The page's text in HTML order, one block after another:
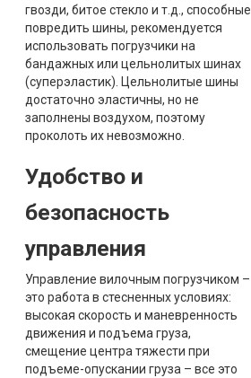
гвозди, битое стекло и т.д., способные
повредить шины, рекомендуется
использовать погрузчики на
бандажных или цельнолитых шинах
(суперэластик). Цельнолитые шины
достаточно эластичны, но не
заполнены воздухом, поэтому
проколоть их невозможно.
Удобство и
безопасность
управления
Управление вилочным погрузчиком –
это работа в стесненных условиях:
высокая скорость и маневренность
движения и подъема груза,
смещение центра тяжести при
подъеме-опускании груза – все это